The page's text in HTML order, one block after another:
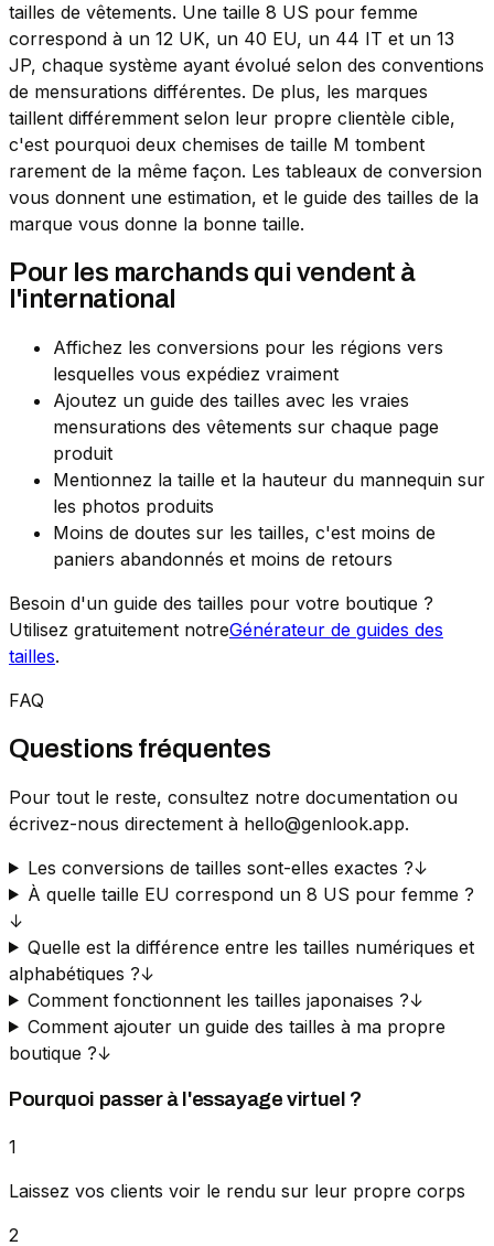
tailles de vêtements. Une taille 8 US pour femme
correspond à un 12 UK, un 40 EU, un 44 IT et un 13
JP, chaque système ayant évolué selon des conventions
de mensurations différentes. De plus, les marques
taillent différemment selon leur propre clientèle cible,
c'est pourquoi deux chemises de taille M tombent
rarement de la même façon. Les tableaux de conversion
vous donnent une estimation, et le guide des tailles de la
marque vous donne la bonne taille.
Pour les marchands qui vendent à
l'international
Affichez les conversions pour les régions vers
lesquelles vous expédiez vraiment
Ajoutez un guide des tailles avec les vraies
mensurations des vêtements sur chaque page
produit
Mentionnez la taille et la hauteur du mannequin sur
les photos produits
Moins de doutes sur les tailles, c'est moins de
paniers abandonnés et moins de retours
Besoin d'un guide des tailles pour votre boutique ?
Utilisez gratuitement notreGénérateur de guides des
tailles.
FAQ
Questions fréquentes
Pour tout le reste, consultez notre documentation ou
écrivez-nous directement à hello@genlook.app.
Les conversions de tailles sont-elles exactes ?↓
À quelle taille EU correspond un 8 US pour femme ?
↓
Quelle est la différence entre les tailles numériques et
alphabétiques ?↓
Comment fonctionnent les tailles japonaises ?↓
Comment ajouter un guide des tailles à ma propre
boutique ?↓
Pourquoi passer à l'essayage virtuel ?
1
Laissez vos clients voir le rendu sur leur propre corps
2